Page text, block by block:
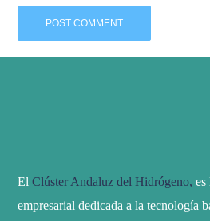
El Clúster Andaluz del Hidrógeno, es
empresarial dedicada a la tecnología